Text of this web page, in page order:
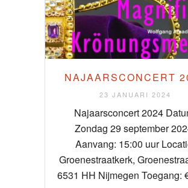
NAJAARSCONCERT
23 JANUARI 2024
Najaarsconcert 2024
Zondag 29 september
Aanvang: 15:00 uur
Groenestraatkerk,
6531 HH Nijmegen Toegang: